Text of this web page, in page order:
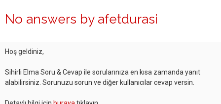
No answers by afetdurasi
Hoş geldiniz,
Sihirli Elma Soru & Cevap ile sorularınıza en kısa zamanda yanıt
alabilirsiniz. Sorunuzu sorun ve diğer kullanıcılar cevap versin.